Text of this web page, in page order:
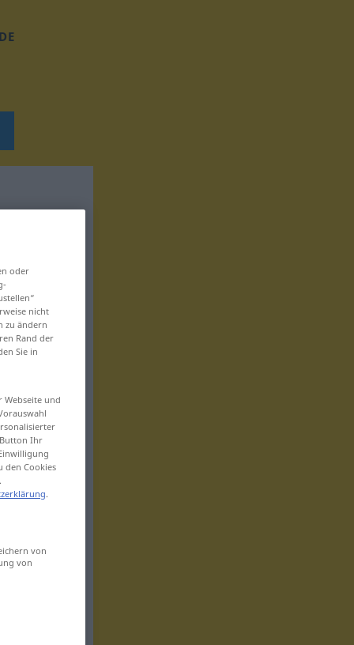
oder
nicht
zu ändern
Rand der
Sie in
und
Ihr
den Cookies
.
von
von